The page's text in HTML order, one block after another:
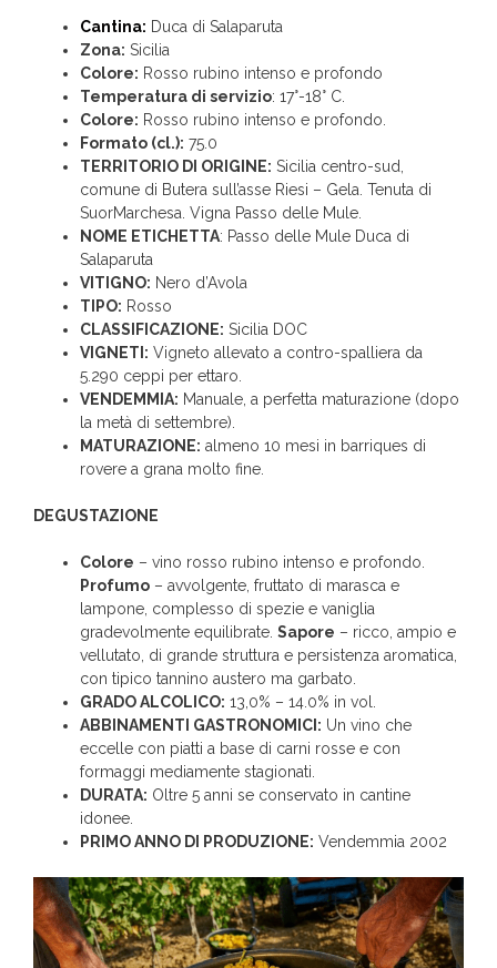
Cantina: Duca di Salaparuta
Zona: Sicilia
Colore: Rosso rubino intenso e profondo
Temperatura di servizio: 17°-18° C.
Colore: Rosso rubino intenso e profondo.
Formato (cl.): 75.0
TERRITORIO DI ORIGINE: Sicilia centro-sud,
comune di Butera sull’asse Riesi – Gela. Tenuta di
SuorMarchesa. Vigna Passo delle Mule.
NOME ETICHETTA: Passo delle Mule Duca di
Salaparuta
VITIGNO: Nero d’Avola
TIPO: Rosso
CLASSIFICAZIONE: Sicilia DOC
VIGNETI: Vigneto allevato a contro-spalliera da
5.290 ceppi per ettaro.
VENDEMMIA: Manuale, a perfetta maturazione (dopo
la metà di settembre).
MATURAZIONE: almeno 10 mesi in barriques di
rovere a grana molto fine.
DEGUSTAZIONE
Colore – vino rosso rubino intenso e profondo.
Profumo – avvolgente, fruttato di marasca e
lampone, complesso di spezie e vaniglia
gradevolmente equilibrate. Sapore – ricco, ampio e
vellutato, di grande struttura e persistenza aromatica,
con tipico tannino austero ma garbato.
GRADO ALCOLICO: 13,0% – 14.0% in vol.
ABBINAMENTI GASTRONOMICI: Un vino che
eccelle con piatti a base di carni rosse e con
formaggi mediamente stagionati.
DURATA: Oltre 5 anni se conservato in cantine
idonee.
PRIMO ANNO DI PRODUZIONE: Vendemmia 2002